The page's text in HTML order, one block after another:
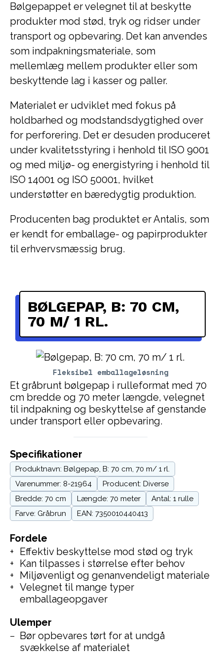
Bølgepappet er velegnet til at beskytte
produkter mod stød, tryk og ridser under
transport og opbevaring. Det kan anvendes
som indpakningsmateriale, som
mellemlæg mellem produkter eller som
beskyttende lag i kasser og paller.
Materialet er udviklet med fokus på
holdbarhed og modstandsdygtighed over
for perforering. Det er desuden produceret
under kvalitetsstyring i henhold til ISO 9001
og med miljø- og energistyring i henhold til
ISO 14001 og ISO 50001, hvilket
understøtter en bæredygtig produktion.
Producenten bag produktet er Antalis, som
er kendt for emballage- og papirprodukter
til erhvervsmæssig brug.
Fleksibel emballageløsning
BØLGEPAP, B: 70 CM,
70 M/ 1 RL.
Et gråbrunt bølgepap i rulleformat med 70
cm bredde og 70 meter længde, velegnet
til indpakning og beskyttelse af genstande
under transport eller opbevaring.
Fordele
Effektiv beskyttelse mod stød og tryk
Kan tilpasses i størrelse efter behov
Miljøvenligt og genanvendeligt materiale
Velegnet til mange typer
emballageopgaver
Ulemper
Bør opbevares tørt for at undgå
svækkelse af materialet
Specifikationer
Produktnavn: Bølgepap, B: 70 cm, 70 m/ 1 rl.
Varenummer: 8-21964
Producent: Diverse
Bredde: 70 cm
Længde: 70 meter
Antal: 1 rulle
Farve: Gråbrun
EAN: 7350010440413